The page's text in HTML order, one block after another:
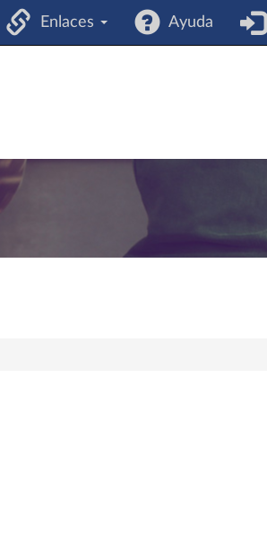
Enlaces Ayuda